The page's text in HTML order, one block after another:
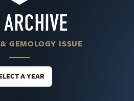
GEMOLOGY ISSUE
A YEAR